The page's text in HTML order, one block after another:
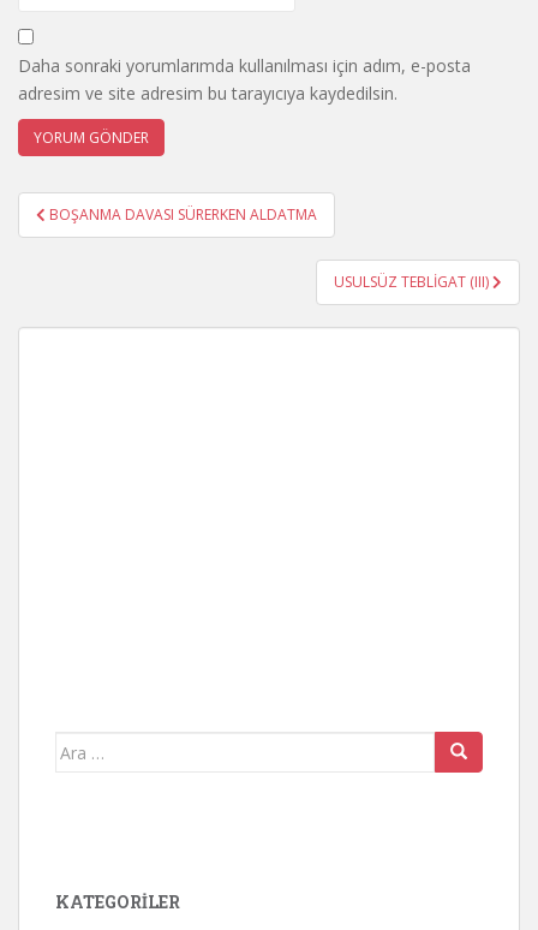
Daha sonraki yorumlarımda kullanılması için adım, e-posta
adresim ve site adresim bu tarayıcıya kaydedilsin.
Yazı
gezinmesi
BOŞANMA DAVASI SÜRERKEN ALDATMA
USULSÜZ TEBLİGAT (III)
Arama
KATEGORİLER